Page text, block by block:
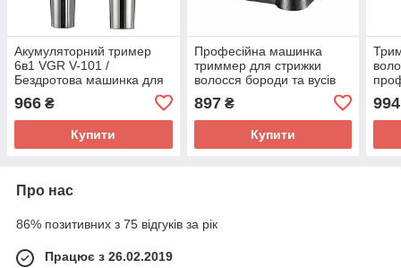
Акумуляторний тример
6в1 VGR V-101 /
Бездротова машинка для
бороди
966 ₴
Купити
Професійна машинка
триммер для стрижки
волосся бороди та вусів
897₴
Купити
DSP
994
Про нас
86% позитивних з 75 відгуків за рік
Працює з 26.02.2019